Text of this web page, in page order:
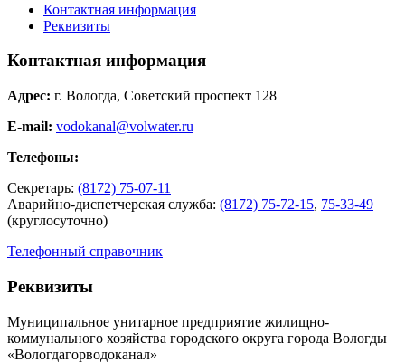
Контактная информация
Реквизиты
Контактная информация
Адрес: г. Вологда, Советский проспект 128
E-mail: vodokanal@volwater.ru
Телефоны:
Секретарь: (8172) 75-07-11
Аварийно-диспетчерская служба: (8172) 75-72-15, 75-33-49
(круглосуточно)
Телефонный справочник
Реквизиты
Муниципальное унитарное предприятие жилищно-
коммунального хозяйства городского округа города Вологды
«Вологдагорводоканал»